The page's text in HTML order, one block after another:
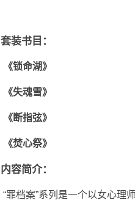
套装书目：
《锁命湖》
《失魂雪》
《断指弦》
《焚心祭》
内容简介：
“罪档案”系列是一个以女心理